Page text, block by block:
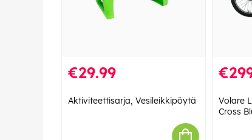
€29.99
Aktiviteettisarja, Vesileikkipöytä
Volare
Cross